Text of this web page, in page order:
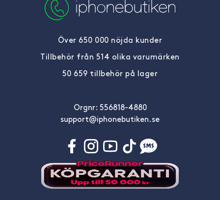
Över 650 000 nöjda kunder
Tillbehör från 514 olika varumärken
50 659 tillbehör på lager
Orgnr: 556818-4880
support@iphonebutiken.se